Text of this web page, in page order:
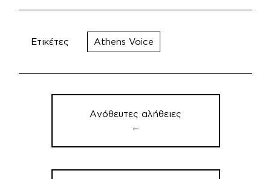
Ετικέτες Athens Voice
Πλοήγηση
άρθρωνΑνόθευτες αλήθειες
←